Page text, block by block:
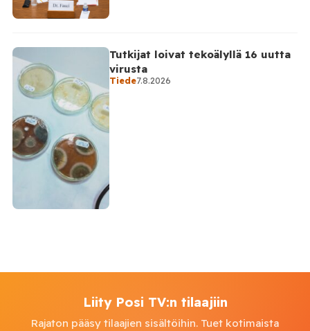
Tutkijat loivat tekoälyllä 16 uutta
virusta
Tiede7.8.2026
Liity Posi TV:n tilaajiin
Rajaton pääsy tilaajien sisältöihin. Tuet kotimaista